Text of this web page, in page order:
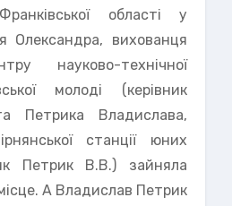
області у
Олександра, вихованця
науково-технічної
молоді (керівник
Петрика Владислава,
станції юних
Петрик В.В.) зайняла
А Владислав Петрик